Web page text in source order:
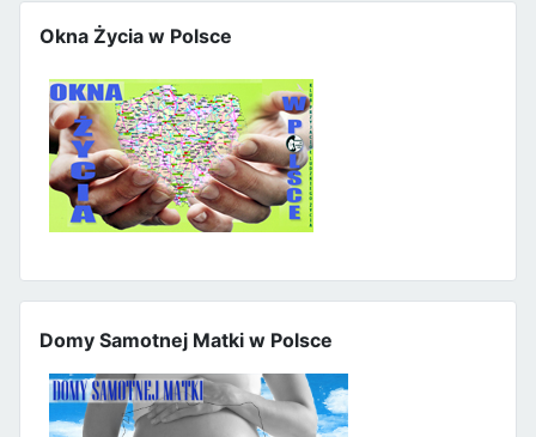
Okna Życia w Polsce
Domy Samotnej Matki w Polsce